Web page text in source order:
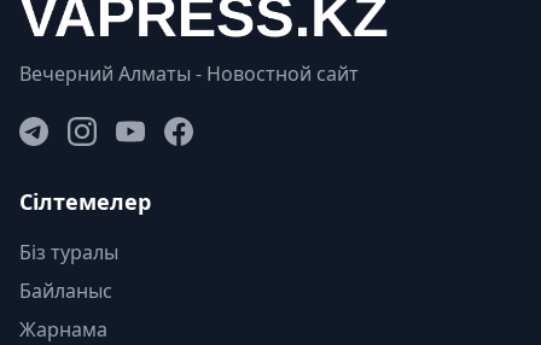
Вечерний Алматы - Новостной сайт
Сілтемелер
Біз туралы
Байланыс
Жарнама